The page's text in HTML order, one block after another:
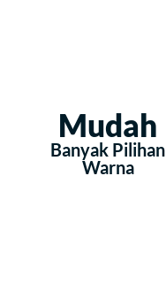
Mudah
Banyak Pilihan
Warna